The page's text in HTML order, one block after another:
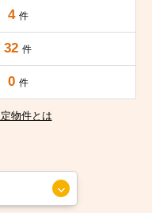
4 件
32 件
0 件
物件とは